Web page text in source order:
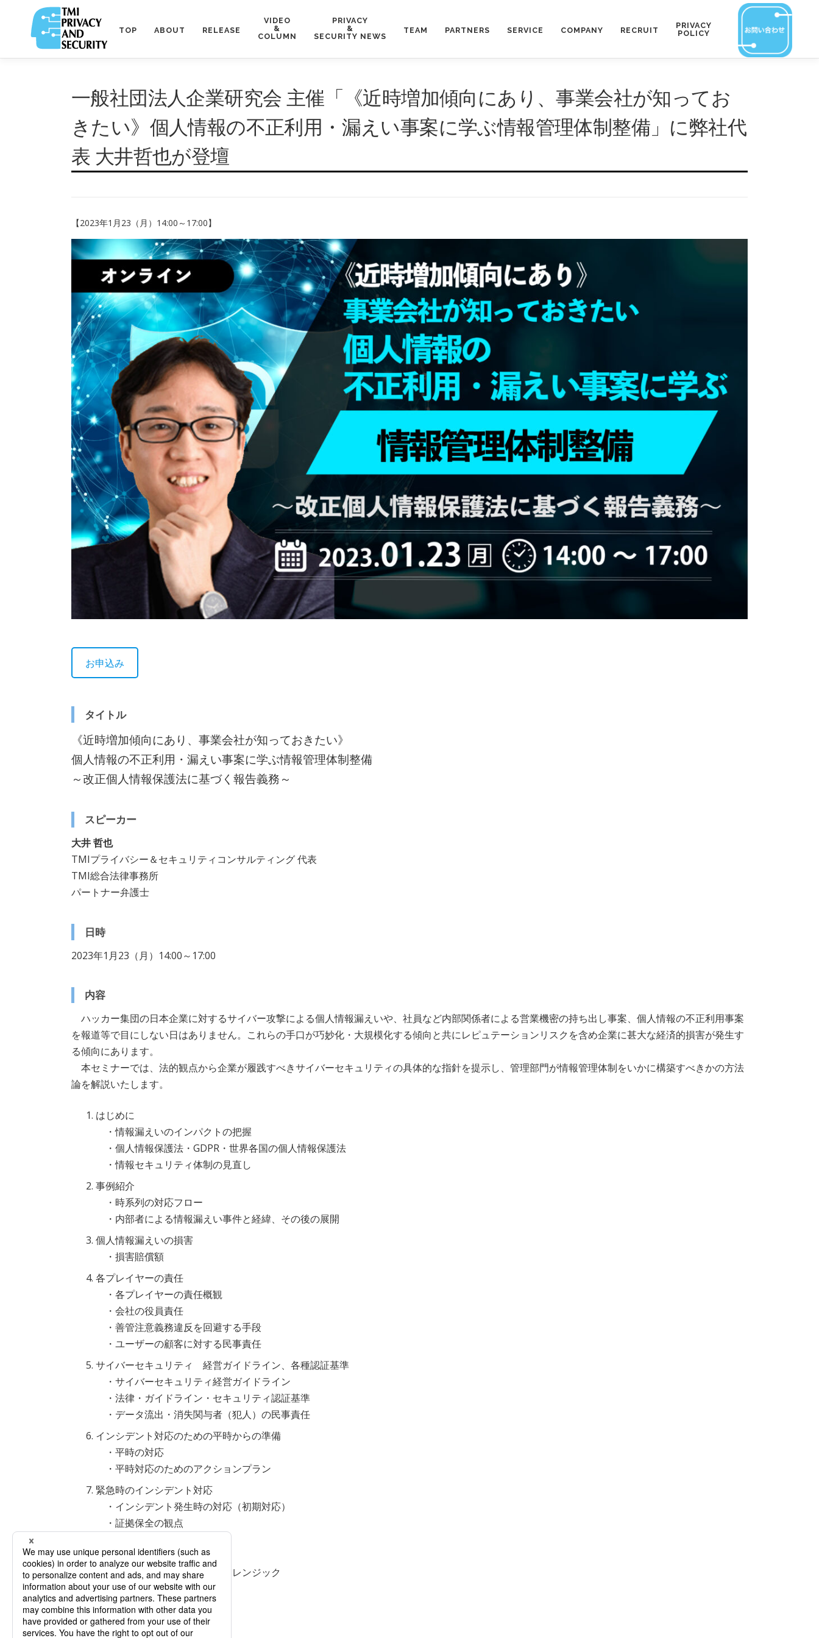
ツ
TOP ABOUT RELEASE
VIDEO
&
COLUMN
PRIVACY
&
SECURITY NEWS
TEAM PARTNERS SERVICE COMPANY RECRUIT
PRIVACY
POLICY
一般社団法人企業研究会 主催「《近時増加傾向にあり、事業会社が知ってお
きたい》個人情報の不正利用・漏えい事案に学ぶ情報管理体制整備」に弊社代
表 大井哲也が登壇
【2023年1月23（月）14:00～17:00】
お申込み
タイトル
《近時増加傾向にあり、事業会社が知っておきたい》
個人情報の不正利用・漏えい事案に学ぶ情報管理体制整備
～改正個人情報保護法に基づく報告義務～
スピーカー
大井 哲也
TMIプライバシー＆セキュリティコンサルティング 代表
TMI総合法律事務所
パートナー弁護士
日時
2023年1月23（月）14:00～17:00
内容
ハッカー集団の日本企業に対するサイバー攻撃による個人情報漏えいや、社員など内部関係者による営業機密の持ち出し事案、個人情報の不正利用事案
を報道等で目にしない日はありません。これらの手口が巧妙化・大規模化する傾向と共にレピュテーションリスクを含め企業に甚大な経済的損害が発生す
る傾向にあります。
本セミナーでは、法的観点から企業が履践すべきサイバーセキュリティの具体的な指針を提示し、管理部門が情報管理体制をいかに構築すべきかの方法
論を解説いたします。
はじめに
・情報漏えいのインパクトの把握
・個人情報保護法・GDPR・世界各国の個人情報保護法
・情報セキュリティ体制の見直し
事例紹介
・時系列の対応フロー
・内部者による情報漏えい事件と経緯、その後の展開
個人情報漏えいの損害
・損害賠償額
各プレイヤーの責任
・各プレイヤーの責任概観
・会社の役員責任
・善管注意義務違反を回避する手段
・ユーザーの顧客に対する民事責任
サイバーセキュリティ 経営ガイドライン、各種認証基準
・サイバーセキュリティ経営ガイドライン
・法律・ガイドライン・セキュリティ認証基準
・データ流出・消失関与者（犯人）の民事責任
インシデント対応のための平時からの準備
・平時の対応
・平時対応のためのアクションプラン
緊急時のインシデント対応
・インシデント発生時の対応（初期対応）
・証拠保全の観点
・フォレンジックの対象
・ソーシャルメディアのフォレンジック
・プレスリリース
主催